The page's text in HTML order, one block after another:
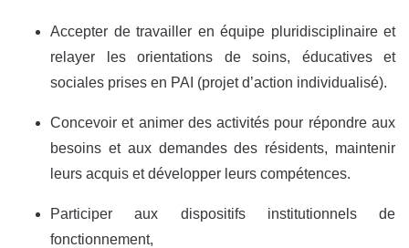
Accepter de travailler en équipe pluridisciplinaire et
relayer les orientations de soins, éducatives et
sociales prises en PAI (projet d’action individualisé).
Concevoir et animer des activités pour répondre aux
besoins et aux demandes des résidents, maintenir
leurs acquis et développer leurs compétences.
Participer aux dispositifs institutionnels de
fonctionnement,